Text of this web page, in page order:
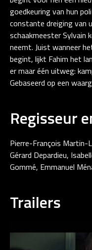
goedkeuring van hun
constante dreiging van
schaakmeester Sylvain
neemt. Juist wanneer
begint, lijkt Fahim het
er maar één uitweg:
Gebaseerd op een
Regisseur
Pierre-François Martin-
Gérard Depardieu,
Gommé, Emmanuel
Trailers